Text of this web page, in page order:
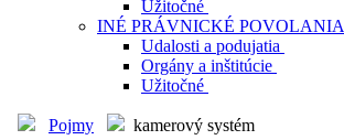
Užitočné
INÉ PRÁVNICKÉ POVOLANIA
Udalosti a podujatia
Orgány a inštitúcie
Užitočné
Pojmy kamerový systém